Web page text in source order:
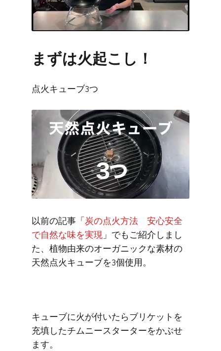
and
Previous
navigate.
まずは火起こし！
点火キューブ3つ
以前の記事「 炭の点火方法 安心安全
で自然な味を実現 」でもご紹介しまし
た、植物由来のオーガニックな素材の
天然点火キューブを3個使用。
キューブに火が付いたらブリケットを
充填したチムニースターターをかぶせ
ます。